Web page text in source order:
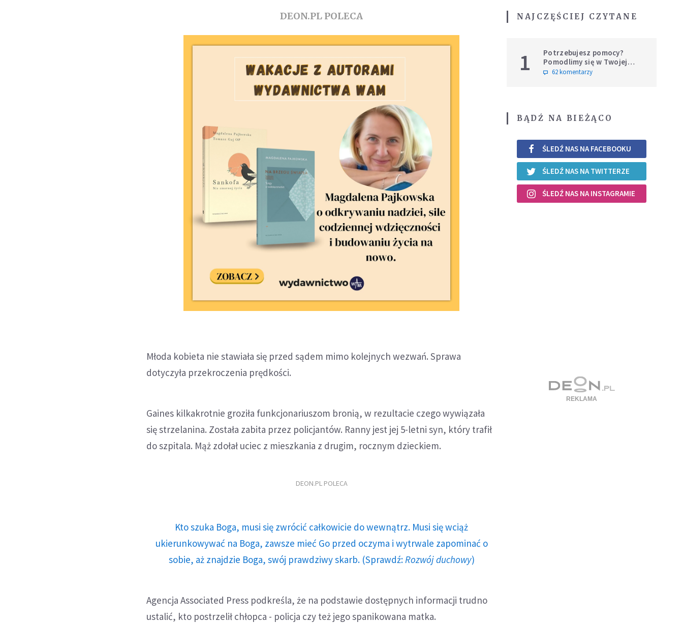
DEON.PL POLECA
Młoda kobieta nie stawiała się przed sądem mimo kolejnych wezwań. Sprawa
dotyczyła przekroczenia prędkości.
Gaines kilkakrotnie groziła funkcjonariuszom bronią, w rezultacie czego wywiązała
się strzelanina. Została zabita przez policjantów. Ranny jest jej 5-letni syn, który trafił
do szpitala. Mąż zdołał uciec z mieszkania z drugim, rocznym dzieckiem.
DEON.PL POLECA
Kto szuka Boga, musi się zwrócić całkowicie do wewnątrz. Musi się wciąż
ukierunkowywać na Boga, zawsze mieć Go przed oczyma i wytrwale zapominać o
sobie, aż znajdzie Boga, swój prawdziwy skarb. (Sprawdź: Rozwój duchowy)
Agencja Associated Press podkreśla, że na podstawie dostępnych informacji trudno
ustalić, kto postrzelił chłopca - policja czy też jego spanikowana matka.
NAJCZĘŚCIEJ CZYTANE
1
Potrzebujesz pomocy?
Pomodlimy się w Twojej
intencji
62 komentarzy
BĄDŹ NA BIEŻĄCO
ŚLEDŹ NAS NA FACEBOOKU
ŚLEDŹ NAS NA TWITTERZE
ŚLEDŹ NAS NA INSTAGRAMIE